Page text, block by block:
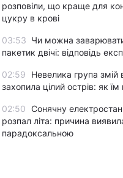
розповіли, що краще для
цукру в крові
03:53 Чи можна
пакетик двічі: відповідь
02:59
Невелика група змій
захопила цілий острів: як
02:50 Сонячну
розпал літа: причина
парадоксальною